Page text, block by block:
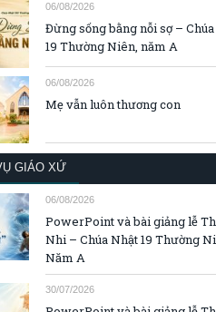
06/08/2026
Đừng sống bằng nỗi sợ –
19 Thường Niên, năm A
06/08/2026
Mẹ vẫn luôn thương con
GIÁO XỨ
06/08/2026
PowerPoint và bài giảng lễ
Nhi – Chúa Nhật 19 Thường
Năm A
30/07/2026